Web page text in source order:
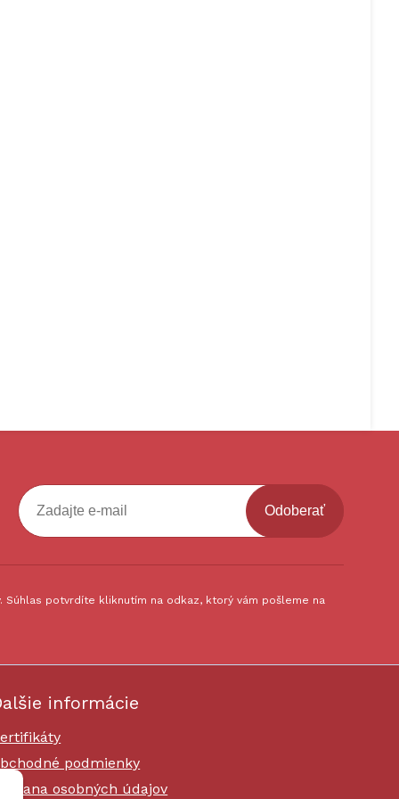
Odoberať
potvrdíte kliknutím na odkaz, ktorý vám pošleme na
informácie
podmienky
osobných údajov